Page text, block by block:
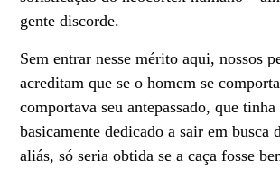
gente discorde.
Sem entrar nesse mérito aqui, nossos
acreditam que se o homem se
comportava seu antepassado, que
basicamente dedicado a sair em busca
aliás, só seria obtida se a caça fosse